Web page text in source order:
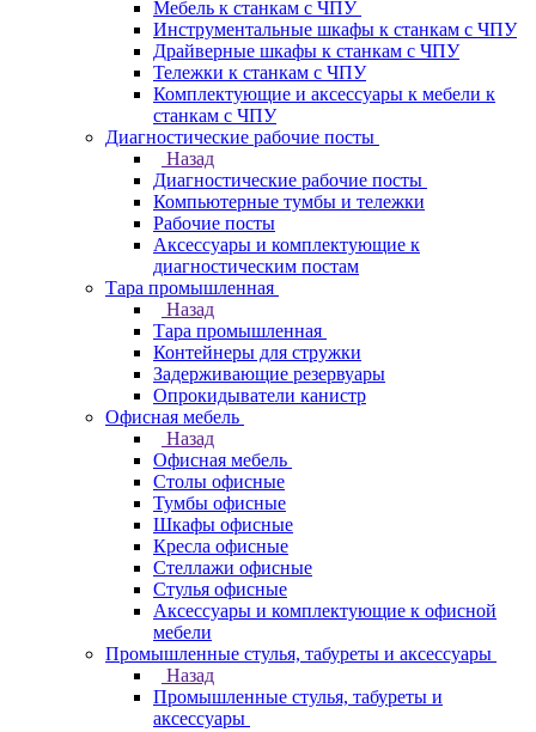
Мебель к станкам с ЧПУ
Инструментальные шкафы к станкам с ЧПУ
Драйверные шкафы к станкам с ЧПУ
Тележки к станкам с ЧПУ
Комплектующие и аксессуары к мебели к
станкам с ЧПУ
Диагностические рабочие посты
Назад
Диагностические рабочие посты
Компьютерные тумбы и тележки
Рабочие посты
Аксессуары и комплектующие к
диагностическим постам
Тара промышленная
Назад
Тара промышленная
Контейнеры для стружки
Задерживающие резервуары
Опрокидыватели канистр
Офисная мебель
Назад
Офисная мебель
Столы офисные
Тумбы офисные
Шкафы офисные
Кресла офисные
Стеллажи офисные
Стулья офисные
Аксессуары и комплектующие к офисной
мебели
Промышленные стулья, табуреты и аксессуары
Назад
Промышленные стулья, табуреты и
аксессуары